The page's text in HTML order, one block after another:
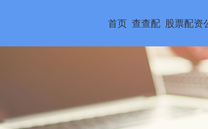
首页 查查配 股票配资